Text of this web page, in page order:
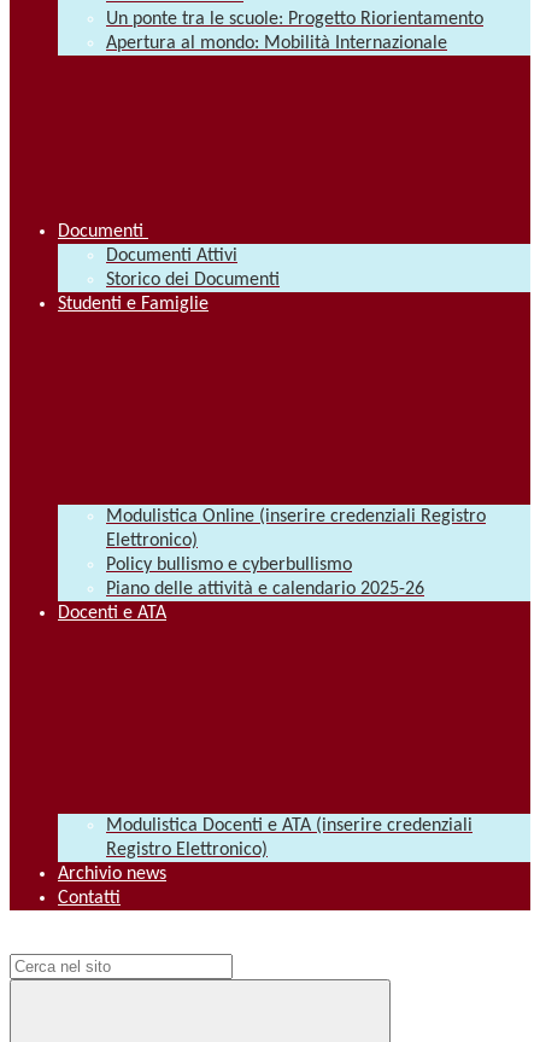
Un ponte tra le scuole: Progetto Riorientamento
Apertura al mondo: Mobilità Internazionale
Documenti
Documenti Attivi
Storico dei Documenti
Studenti e Famiglie
Modulistica Online (inserire credenziali Registro
Elettronico)
Policy bullismo e cyberbullismo
Piano delle attività e calendario 2025-26
Docenti e ATA
Modulistica Docenti e ATA (inserire credenziali
Registro Elettronico)
Archivio news
Contatti